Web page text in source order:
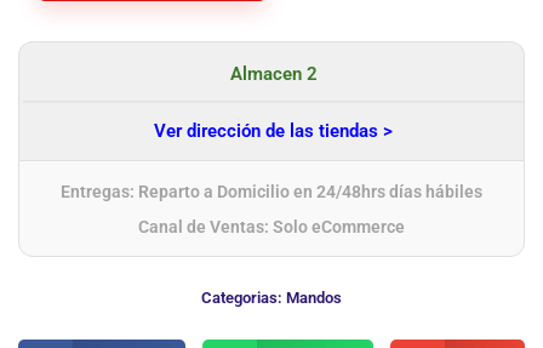
Almacen 2
Ver dirección de las tiendas >
Entregas: Reparto a Domicilio en 24/48hrs días hábiles
Canal de Ventas: Solo eCommerce
Categorias: Mandos